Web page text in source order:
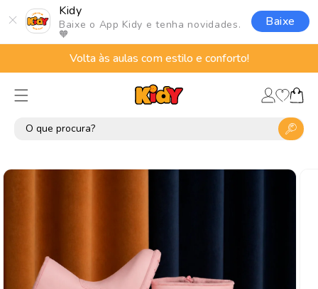
Kidy
Baixe o App Kidy e tenha novidades.
🧡
Baixe
para o
conteúdo
Volta às aulas com estilo e conforto!
Fazer
login
Lista
deCarrinho